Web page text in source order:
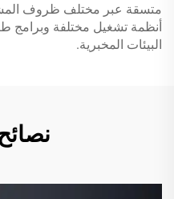
متسقة عبر مختلف ظروف
أنظمة تشغيل مختلفة وبرامج
البيئات المخبرية.